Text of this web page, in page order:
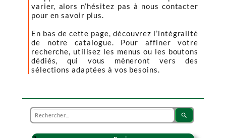
varier, alors n’hésitez pas à nous contacter
pour en savoir plus.
En bas de cette page, découvrez l’intégralité
de notre catalogue. Pour affiner votre
recherche, utilisez les menus ou les boutons
dédiés, qui vous mèneront vers des
sélections adaptées à vos besoins.
search